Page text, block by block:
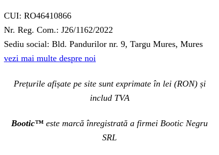
CUI: RO46410866
Nr. Reg. Com.: J26/1162/2022
Sediu social: Bld. Pandurilor nr. 9, Targu Mures, Mures
vezi mai multe despre noi
Prețurile afișate pe site sunt exprimate în lei (RON) și
includ TVA
Bootic™ este marcă înregistrată a firmei Bootic Negru
SRL